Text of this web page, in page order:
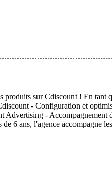
produits sur Cdiscount ! En tant
- Configuration et
Advertising - Accompagnement
6 ans, l'agence accompagne